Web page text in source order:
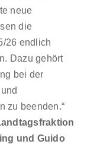
neue
die
26 endlich
Dazu gehört
bei der
zu beenden.“
und Guido